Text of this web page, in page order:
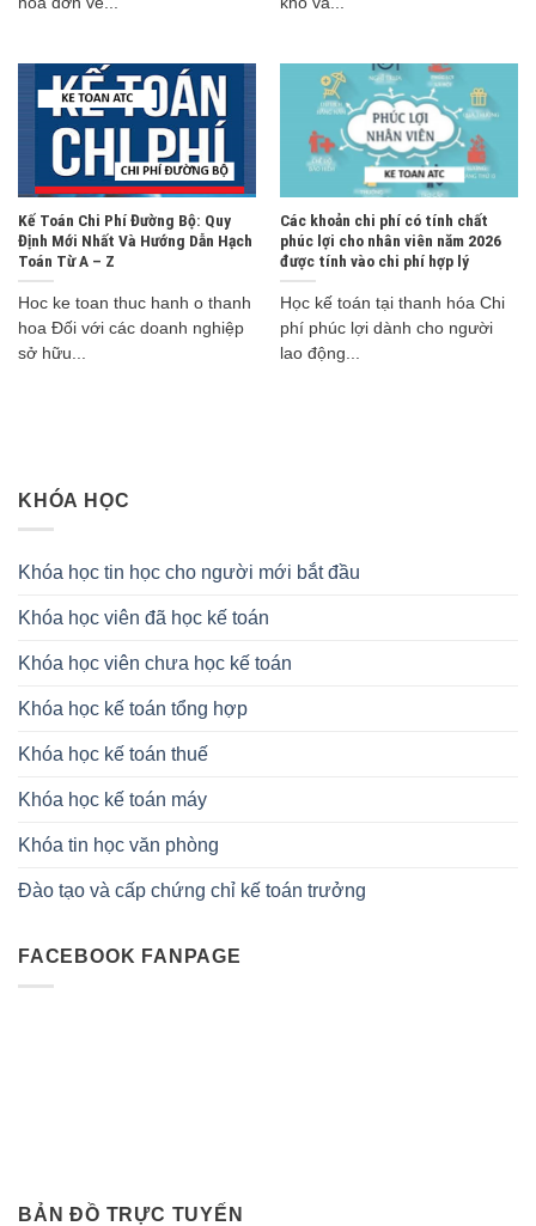
Kế Toán Chi Phí Đường Bộ: Quy
Định Mới Nhất Và Hướng Dẫn Hạch
Toán Từ A – Z
Hoc ke toan thuc hanh o thanh
hoa Đối với các doanh nghiệp
sở hữu...
Các khoản chi phí có tính chất
phúc lợi cho nhân viên năm 2026
được tính vào chi phí hợp lý
Học kế toán tại thanh hóa Chi
phí phúc lợi dành cho người
lao động...
KHÓA HỌC
Khóa học tin học cho người mới bắt đầu
Khóa học viên đã học kế toán
Khóa học viên chưa học kế toán
Khóa học kế toán tổng hợp
Khóa học kế toán thuế
Khóa học kế toán máy
Khóa tin học văn phòng
Đào tạo và cấp chứng chỉ kế toán trưởng
FACEBOOK FANPAGE
BẢN ĐỒ TRỰC TUYẾN